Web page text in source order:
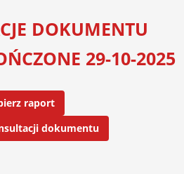
DOKUMENTU
29-10-2025
raport
dokumentu